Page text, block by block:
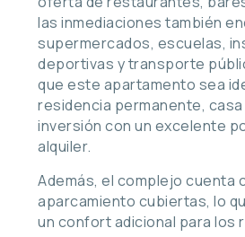
las inmediaciones también
supermercados, escuelas,
deportivas y transporte
que este apartamento sea
residencia permanente,
inversión con un excelente
alquiler.
Además, el complejo cuenta
aparcamiento cubiertas, lo
un confort adicional para los